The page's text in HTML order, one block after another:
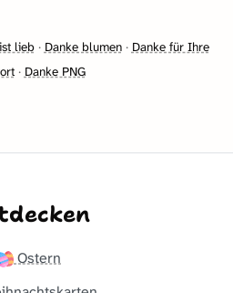
lieb· Danke blumen· Danke für Ihre
· Danke PNG
Ostern